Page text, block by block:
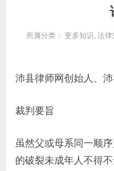
所属分类： 更多知识, 法律
沛县律师网创始人、
裁判要旨
虽然父或母系同一顺
的破裂未成年人不得